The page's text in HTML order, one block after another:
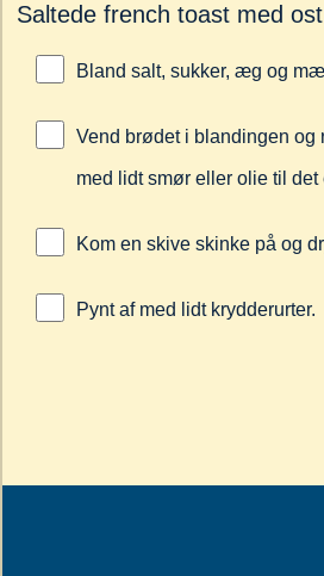
Saltede french toast med
Bland salt, sukker, æg og
Vend brødet i blandingen og
med lidt smør eller olie til det
Kom en skive skinke på og
Pynt af med lidt krydderurter.